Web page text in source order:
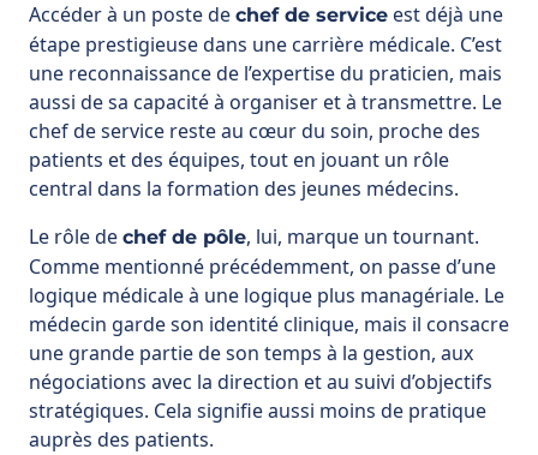
Accéder à un poste de chef de service est déjà une
étape prestigieuse dans une carrière médicale. C’est
une reconnaissance de l’expertise du praticien, mais
aussi de sa capacité à organiser et à transmettre. Le
chef de service reste au cœur du soin, proche des
patients et des équipes, tout en jouant un rôle
central dans la formation des jeunes médecins.
Le rôle de chef de pôle, lui, marque un tournant.
Comme mentionné précédemment, on passe d’une
logique médicale à une logique plus managériale. Le
médecin garde son identité clinique, mais il consacre
une grande partie de son temps à la gestion, aux
négociations avec la direction et au suivi d’objectifs
stratégiques. Cela signifie aussi moins de pratique
auprès des patients.